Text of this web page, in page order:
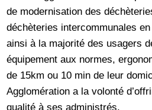
de modernisation des
déchèteries intercommunales
ainsi à la majorité des usagers
équipement aux normes,
de 15km ou 10 min de leur
Agglomération a la volonté
qualité à ses administrés.